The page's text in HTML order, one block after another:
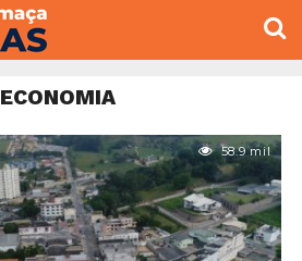
ECONOMIA
58.9 mil